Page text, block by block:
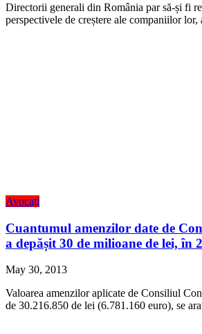
Directorii generali din România par să-și fi
perspectivele de creștere ale companiilor lor,
Avocați
Cuantumul amenzilor date de
a depășit 30 de milioane de lei, în
May 30, 2013
Valoarea amenzilor aplicate de Consiliul
de 30.216.850 de lei (6.781.160 euro), se